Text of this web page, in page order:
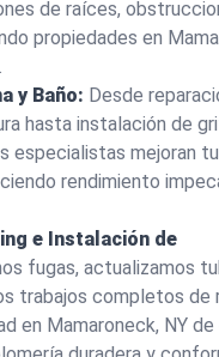
de raíces,
propiedades en
y Baño: Desde
hasta instalación de
especialistas mejoran
rendimiento
e Instalación de
fugas, actualizamos
trabajos completos de
en Mamaroneck, NY de